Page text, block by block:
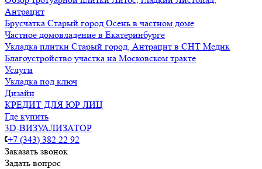
Антрацит
Брусчатка Старый город Осень в частном доме
Частное домовладение в Екатеринбурге
Укладка плитки Старый город, Антрацит в СНТ Медик
Благоустройство участка на Московском тракте
Услуги
Укладка под ключ
Дизайн
КРЕДИТ ДЛЯ ЮР ЛИЦ
Где купить
3D-ВИЗУАЛИЗАТОР
+7 (343) 382 22 92
Заказать звонок
Задать вопрос